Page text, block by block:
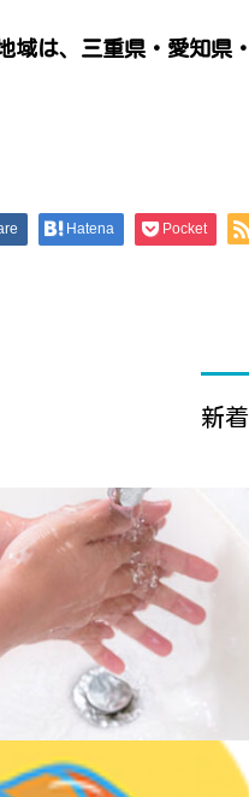
域は、三重県・愛知県
Hatena Pocket
新